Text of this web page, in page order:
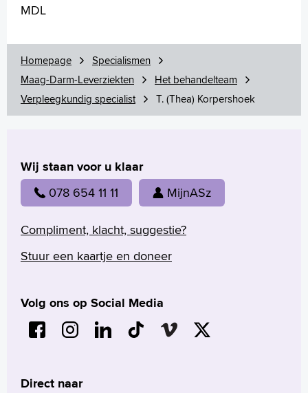
MDL
Homepage
Specialismen
Maag-Darm-Leverziekten
Het behandelteam
Verpleegkundig specialist
T. (Thea) Korpershoek
Wij staan voor u klaar
078 654 11 11 MijnASz
Compliment, klacht, suggestie?
Stuur een kaartje en doneer
Volg ons op Social Media
Direct naar